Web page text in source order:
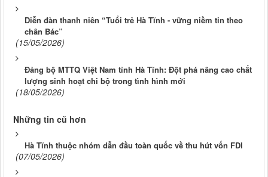
Diễn đàn thanh niên “Tuổi trẻ Hà Tĩnh - vững niềm tin theo
chân Bác”
(15/05/2026)
Đảng bộ MTTQ Việt Nam tỉnh Hà Tĩnh: Đột phá nâng cao chất
lượng sinh hoạt chi bộ trong tình hình mới
(18/05/2026)
Những tin cũ hơn
Hà Tĩnh thuộc nhóm dẫn đầu toàn quốc về thu hút vốn FDI
(07/05/2026)